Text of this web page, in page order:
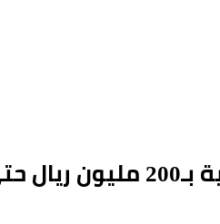
2031